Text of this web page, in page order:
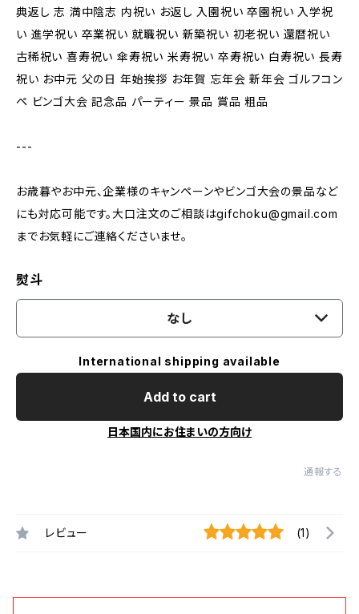
典返し 志 満中陰志 内祝い お返し 入園祝い 卒園祝い 入学祝
い 進学祝い 卒業祝い 就職祝い 新築祝い 初老祝い 還暦祝い
古稀祝い 喜寿祝い 傘寿祝い 米寿祝い 卒寿祝い 白寿祝い 長寿
祝い お中元 父の日 年始挨拶 お年賀 忘年会 新年会 ゴルフコン
ペ ビンゴ大会 記念品 パーティー 景品 賞品 粗品
---
お歳暮やお中元、企業様のキャンペーンやビンゴ大会の景品など
にも対応可能です。大口注文のご相談はgifchoku@gmail.com
までお気軽にご連絡くださいませ。
熨斗
なし
International shipping available
Add to cart
日本国内にお住まいの方向け
通報する
レビュー (1)